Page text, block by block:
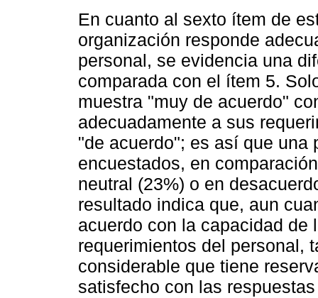
En cuanto al sexto ítem de
organización responde
personal, se evidencia una
comparada con el ítem 5.
muestra "muy de acuerdo"
adecuadamente a sus
"de acuerdo"; es así que una
encuestados, en
neutral (23%) o en
resultado indica que, aun
acuerdo con la capacidad de
requerimientos del personal,
considerable que tiene
satisfecho con las